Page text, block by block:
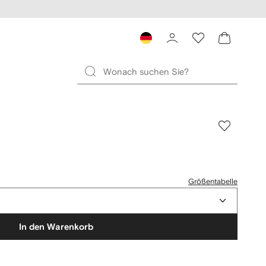
Größentabelle
In den Warenkorb